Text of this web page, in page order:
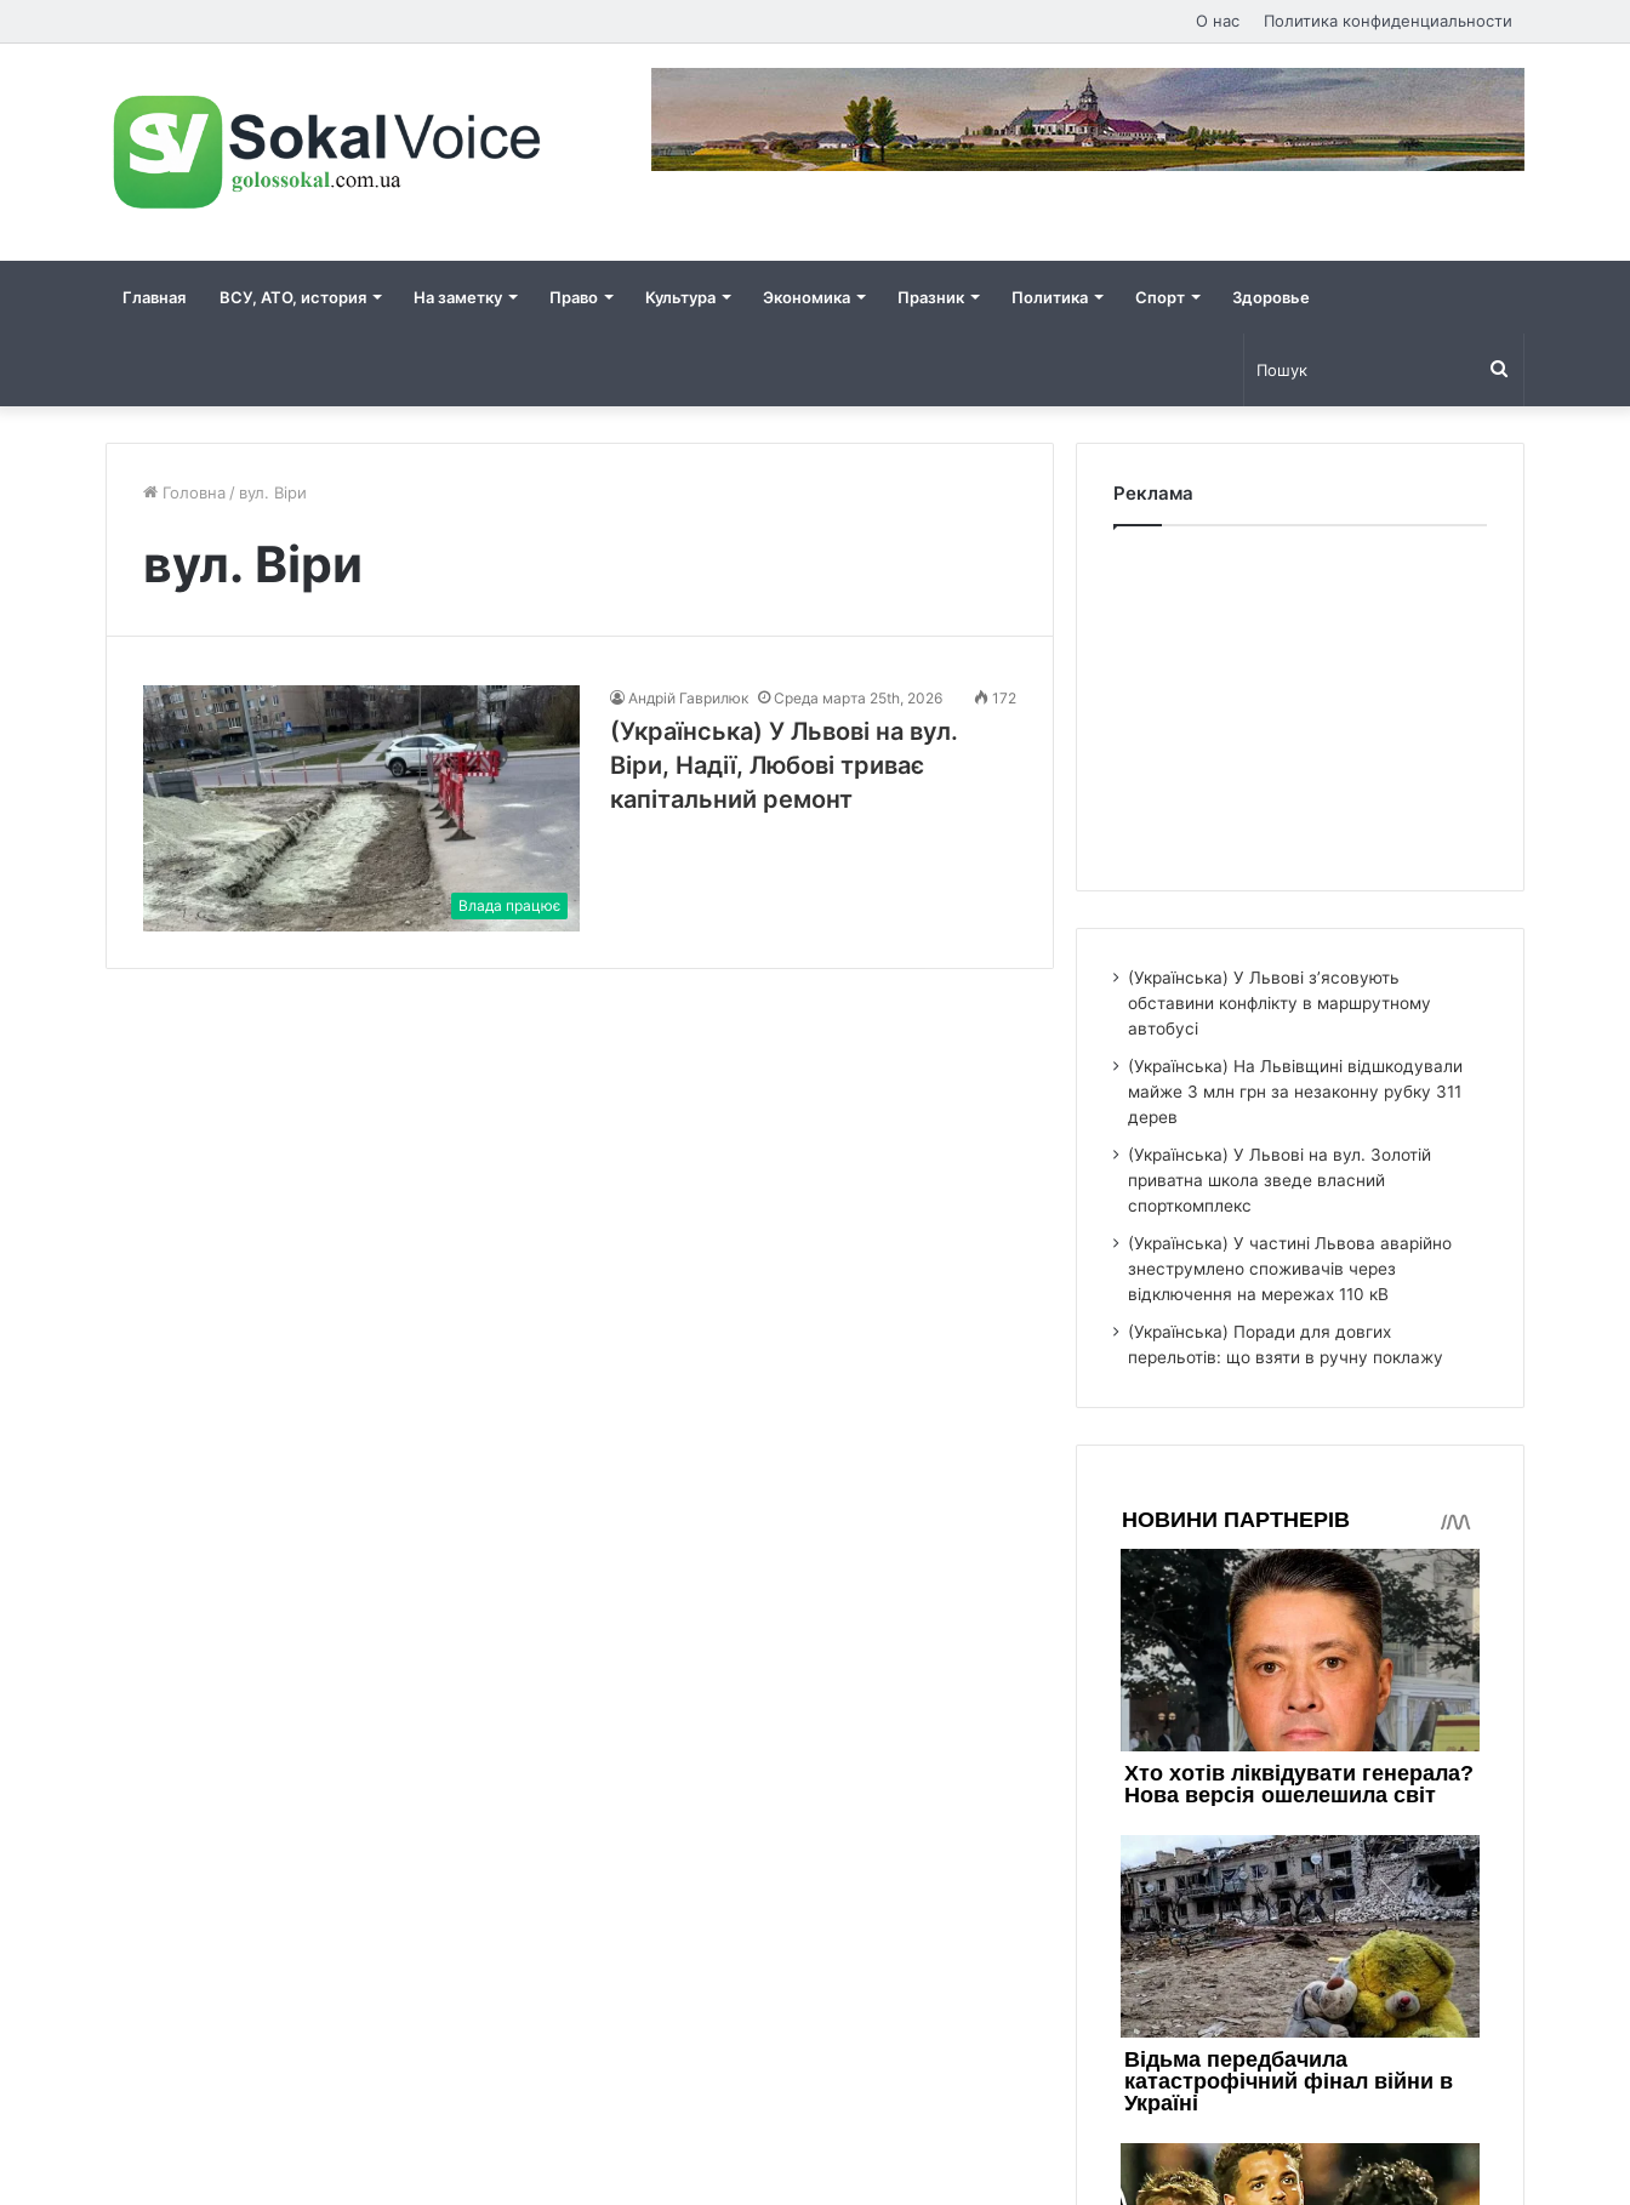
О нас Политика конфиденциальности
Главная ВСУ, АТО, история На заметку Право Культура Экономика Празник Политика Спорт Здоровье
Головна / вул. Віри
вул. Віри
Влада працює
Андрій Гаврилюк Среда марта 25th, 2026 172
(Українська) У Львові на вул.
Віри, Надії, Любові триває
капітальний ремонт
Реклама
(Українська) У Львові з’ясовують
обставини конфлікту в маршрутному
автобусі
(Українська) На Львівщині відшкодували
майже 3 млн грн за незаконну рубку 311
дерев
(Українська) У Львові на вул. Золотій
приватна школа зведе власний
спорткомплекс
(Українська) У частині Львова аварійно
знеструмлено споживачів через
відключення на мережах 110 кВ
(Українська) Поради для довгих
перельотів: що взяти в ручну поклажу